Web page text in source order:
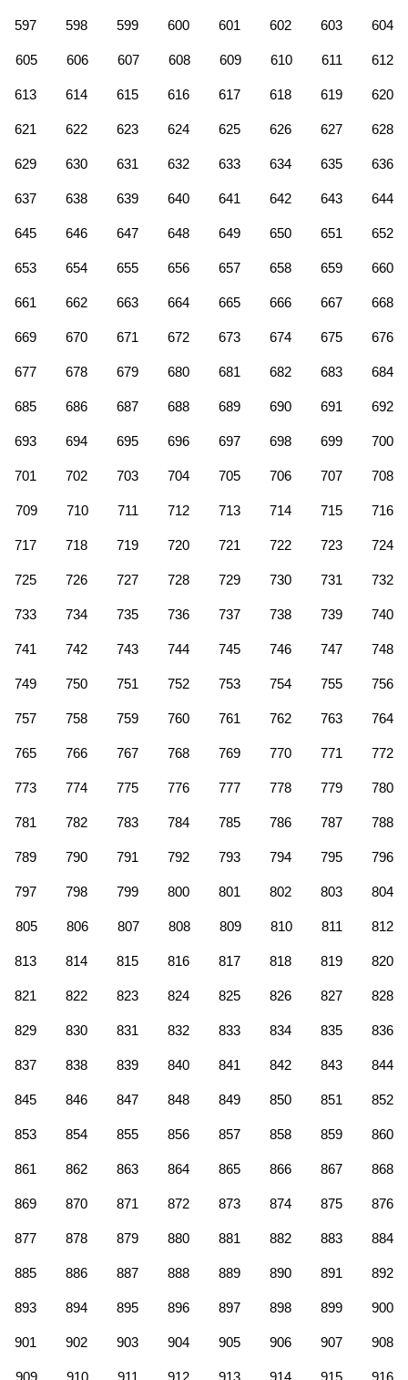
597 598 599 600 601 602 603 604
605 606 607 608 609 610 611 612
613 614 615 616 617 618 619 620
621 622 623 624 625 626 627 628
629 630 631 632 633 634 635 636
637 638 639 640 641 642 643 644
645 646 647 648 649 650 651 652
653 654 655 656 657 658 659 660
661 662 663 664 665 666 667 668
669 670 671 672 673 674 675 676
677 678 679 680 681 682 683 684
685 686 687 688 689 690 691 692
693 694 695 696 697 698 699 700
701 702 703 704 705 706 707 708
709 710 711 712 713 714 715 716
717 718 719 720 721 722 723 724
725 726 727 728 729 730 731 732
733 734 735 736 737 738 739 740
741 742 743 744 745 746 747 748
749 750 751 752 753 754 755 756
757 758 759 760 761 762 763 764
765 766 767 768 769 770 771 772
773 774 775 776 777 778 779 780
781 782 783 784 785 786 787 788
789 790 791 792 793 794 795 796
797 798 799 800 801 802 803 804
805 806 807 808 809 810 811 812
813 814 815 816 817 818 819 820
821 822 823 824 825 826 827 828
829 830 831 832 833 834 835 836
837 838 839 840 841 842 843 844
845 846 847 848 849 850 851 852
853 854 855 856 857 858 859 860
861 862 863 864 865 866 867 868
869 870 871 872 873 874 875 876
877 878 879 880 881 882 883 884
885 886 887 888 889 890 891 892
893 894 895 896 897 898 899 900
901 902 903 904 905 906 907 908